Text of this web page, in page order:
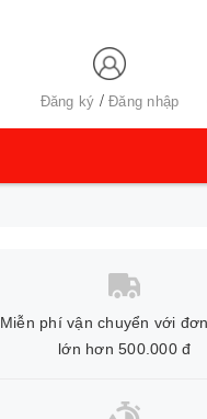
Đăng ký /Đăng nhập
Miễn phí vận chuyển với
lớn hơn 500.000 đ